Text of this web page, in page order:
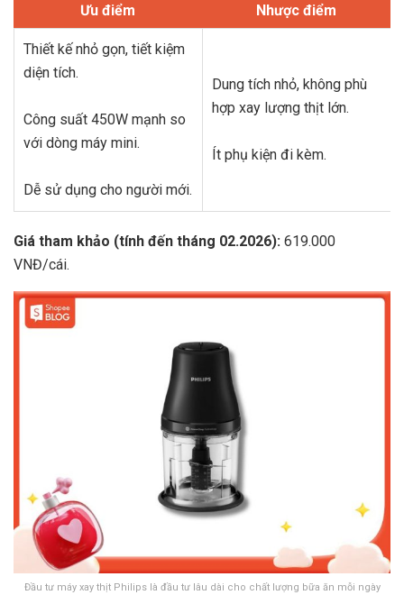
Ưu điểm Nhược điểm
Thiết kế nhỏ gọn, tiết kiệm
diện tích.
Công suất 450W mạnh so
với dòng máy mini.
Dễ sử dụng cho người mới.
Dung tích nhỏ, không phù
hợp xay lượng thịt lớn.
Ít phụ kiện đi kèm.
Giá tham khảo (tính đến tháng 02.2026): 619.000
VNĐ/cái.
Đầu tư máy xay thịt Philips là đầu tư lâu dài cho chất lượng bữa ăn mỗi ngày